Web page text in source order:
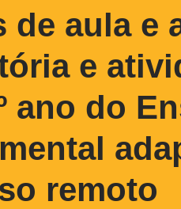
de aula e
e
ano do
remoto